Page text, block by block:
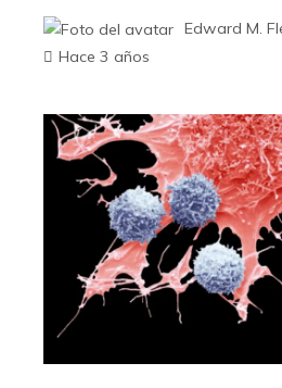
Edward M.
Hace 3 años